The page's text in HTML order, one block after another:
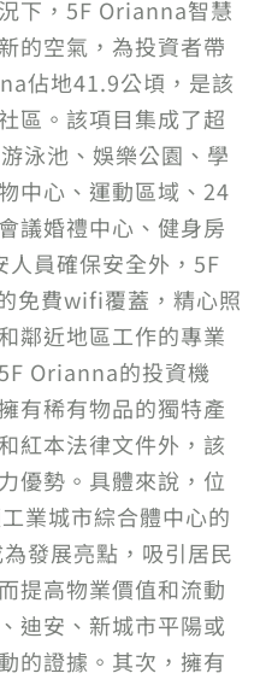
下，5F Orianna智慧
的空氣，為投資者帶
佔地41.9公頃，是該
區。該項目集成了超
泳池、娛樂公園、學
中心、運動區域、24
議婚禮中心、健身房
人員確保安全外，5F
免費wifi覆蓋，精心照
鄰近地區工作的專業
Orianna的投資機
有稀有物品的獨特產
紅本法律文件外，該
優勢。具體來說，位
業城市綜合體中心的
發展亮點，吸引居民
提高物業價值和流動
迪安、新城市平陽或
的證據。其次，擁有